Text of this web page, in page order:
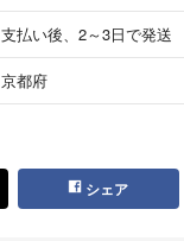
支払い後、2～3日で発送
京都府
シェア